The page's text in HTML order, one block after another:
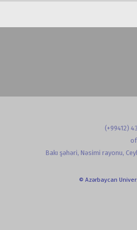
(+99412)
Bakı şəhəri, Nəsimi rayonu,
© Azərbaycan